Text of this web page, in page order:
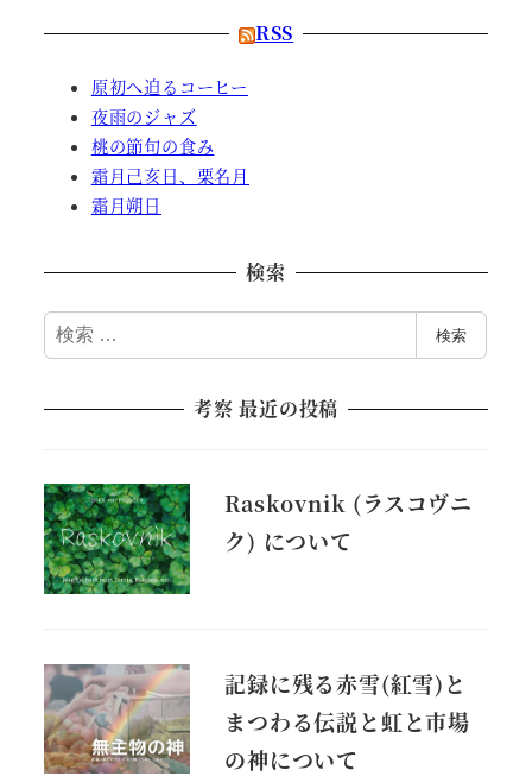
RSS
原初へ迫るコーヒー
夜雨のジャズ
桃の節句の食み
霜月己亥日、栗名月
霜月朔日
検索
検
索
検索
考察 最近の投稿
Raskovnik (ラスコヴニ
ク) について
記録に残る赤雪(紅雪)と
まつわる伝説と虹と市場
の神について